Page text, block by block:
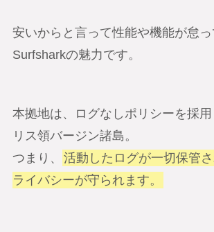
安いからと言って性能や機能が怠
Surfsharkの魅力です。
本拠地は、ログなしポリシーを採
リス領バージン諸島。
つまり、
活動したログが一切保管
ライバシーが守られます。